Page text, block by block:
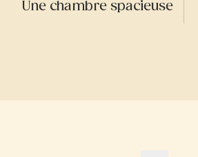
Une chambre spacieuse